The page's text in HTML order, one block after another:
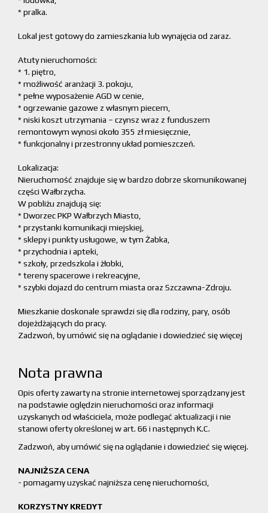
* pralka.
Lokal jest gotowy do zamieszkania lub wynajęcia od zaraz.
Atuty nieruchomości:
* 1. piętro,
* możliwość aranżacji 3. pokoju,
* pełne wyposażenie AGD w cenie,
* ogrzewanie gazowe z własnym piecem,
* niski koszt utrzymania – czynsz wraz z funduszem
remontowym wynosi około 355 zł miesięcznie,
* funkcjonalny i przestronny układ pomieszczeń.
Lokalizacja:
Nieruchomość znajduje się w bardzo dobrze skomunikowanej
części Wałbrzycha.
W pobliżu znajdują się:
* Dworzec PKP Wałbrzych Miasto,
* przystanki komunikacji miejskiej,
* sklepy i punkty usługowe, w tym Żabka,
* przychodnia i apteki,
* szkoły, przedszkola i żłobki,
* tereny spacerowe i rekreacyjne,
* szybki dojazd do centrum miasta oraz Szczawna-Zdroju.
Mieszkanie doskonale sprawdzi się dla rodziny, pary, osób
dojeżdżających do pracy.
Zadzwoń, by umówić się na oglądanie i dowiedzieć się więcej
Nota prawna
Opis oferty zawarty na stronie internetowej sporządzany jest
na podstawie oględzin nieruchomości oraz informacji
uzyskanych od właściciela, może podlegać aktualizacji i nie
stanowi oferty określonej w art. 66 i następnych K.C.
Zadzwoń, aby umówić się na oglądanie i dowiedzieć się więcej.
NAJNIŻSZA CENA
- pomagamy uzyskać najniższa cenę nieruchomości,
KORZYSTNY KREDYT